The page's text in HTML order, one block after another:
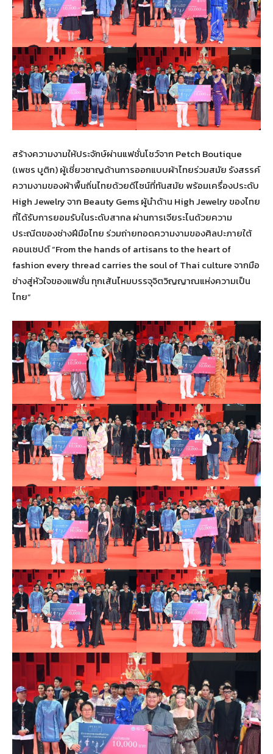
สร้างความงามให้ประจักษ์ผ่านแฟชั่นโชว์จาก Petch Boutique
(เพชร บูติก) ผู้เชี่ยวชาญด้านการออกแบบผ้าไทยร่วมสมัย รังสรรค์
ความงามของผ้าพื้นถิ่นไทยด้วยดีไซน์ที่ทันสมัย พร้อมเครื่องประดับ
High Jewelry จาก Beauty Gems ผู้นำด้าน High Jewelry ของไทย
ที่ได้รับการยอมรับในระดับสากล ผ่านการเจียระไนด้วยความ
ประณีตของช่างฝีมือไทย ร่วมถ่ายทอดความงามของศิลปะภายใต้
คอนเซปต์ “From the hands of artisans to the heart of
fashion every thread carries the soul of Thai culture จากมือ
ช่างสู่หัวใจของแฟชั่น ทุกเส้นไหมบรรจุจิตวิญญาณแห่งความเป็น
ไทย”